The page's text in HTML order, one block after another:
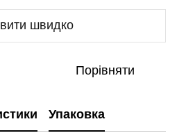
швидко
Порівняти
Упаковка